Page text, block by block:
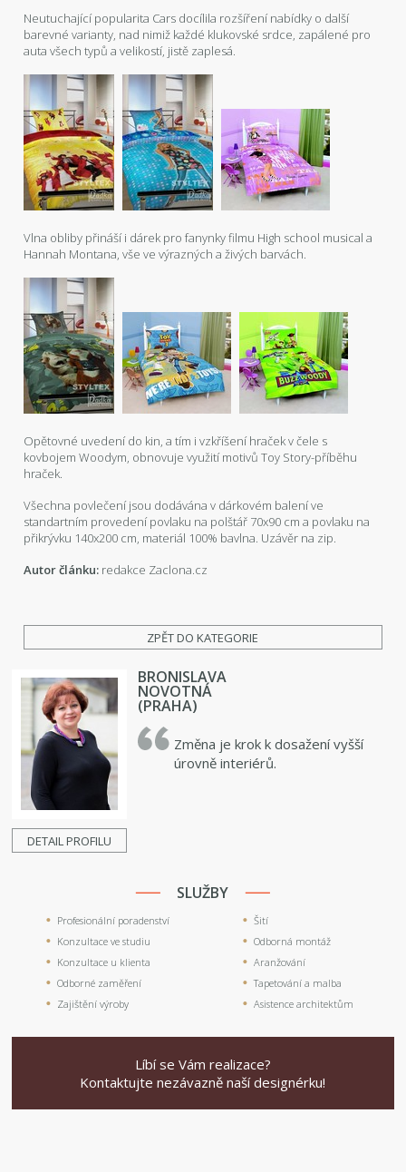
Neutuchající popularita Cars docílila rozšíření nabídky o další
barevné varianty, nad nimiž každé klukovské srdce, zapálené pro
auta všech typů a velikostí, jistě zaplesá.
Vlna obliby přináší i dárek pro fanynky filmu High school musical a
Hannah Montana, vše ve výrazných a živých barvách.
Opětovné uvedení do kin, a tím i vzkříšení hraček v čele s
kovbojem Woodym, obnovuje využití motivů Toy Story-příběhu
hraček.
Všechna povlečení jsou dodávána v dárkovém balení ve
standartním provedení povlaku na polštář 70x90 cm a povlaku na
přikrývku 140x200 cm, materiál 100% bavlna. Uzávěr na zip.
Autor článku: redakce Zaclona.cz
ZPĚT DO KATEGORIE
DETAIL PROFILU
BRONISLAVA
NOVOTNÁ
(PRAHA)
Změna je krok k dosažení vyšší
úrovně interiérů.
SLUŽBY
Profesionální poradenství
Konzultace ve studiu
Konzultace u klienta
Odborné zaměření
Zajištění výroby
Šití
Odborná montáž
Aranžování
Tapetování a malba
Asistence architektům
Líbí se Vám realizace?
Kontaktujte nezávazně naší designérku!